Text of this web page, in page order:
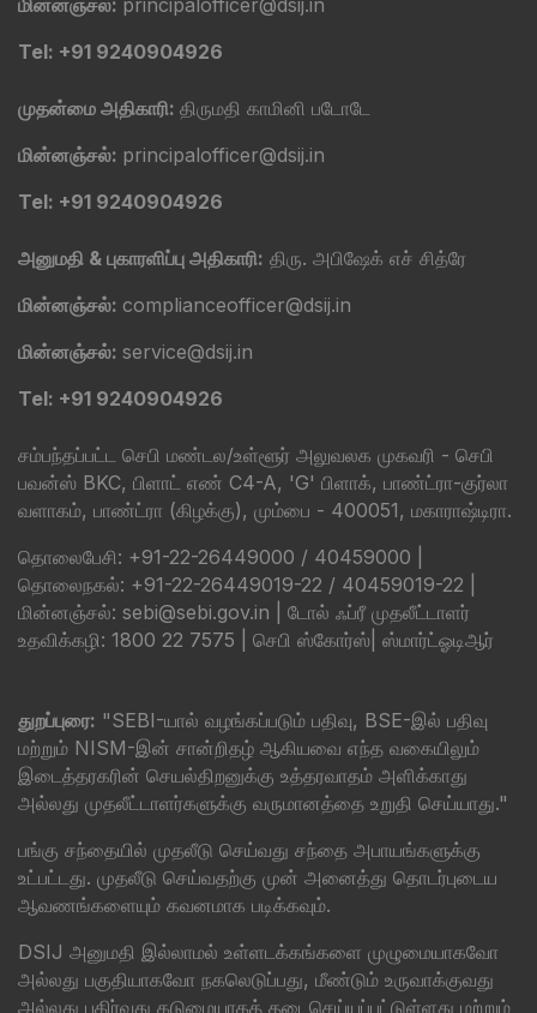
மின்னஞ்சல்: principalofficer@dsij.in
Tel: +91 9240904926
முதன்மை அதிகாரி: திருமதி காமினி படோடே
மின்னஞ்சல்: principalofficer@dsij.in
Tel: +91 9240904926
அனுமதி & புகாரளிப்பு அதிகாரி: திரு. அபிஷேக் எச் சித்ரே
மின்னஞ்சல்: complianceofficer@dsij.in
மின்னஞ்சல்: service@dsij.in
Tel: +91 9240904926
சம்பந்தப்பட்ட செபி மண்டல/உள்ளூர் அலுவலக முகவரி - செபி
பவன்ஸ் BKC, பிளாட் எண் C4-A, 'G' பிளாக், பாண்ட்ரா-குர்லா
வளாகம், பாண்ட்ரா (கிழக்கு), மும்பை - 400051, மகாராஷ்டிரா.
தொலைபேசி: +91-22-26449000 / 40459000 |
தொலைநகல்: +91-22-26449019-22 / 40459019-22 |
மின்னஞ்சல்: sebi@sebi.gov.in | டோல் ஃப்ரீ முதலீட்டாளர்
உதவிக்கழி: 1800 22 7575 | செபி ஸ்கோர்ஸ் ஸ்மார்ட்ஓடிஆர்
துறப்புரை: "SEBI-யால் வழங்கப்படும் பதிவு, BSE-இல் பதிவு
மற்றும் NISM-இன் சான்றிதழ் ஆகியவை எந்த வகையிலும்
இடைத்தரகரின் செயல்திறனுக்கு உத்தரவாதம் அளிக்காது
அல்லது முதலீட்டாளர்களுக்கு வருமானத்தை உறுதி செய்யாது."
பங்கு சந்தையில் முதலீடு செய்வது சந்தை அபாயங்களுக்கு
உட்பட்டது. முதலீடு செய்வதற்கு முன் அனைத்து தொடர்புடைய
ஆவணங்களையும் கவனமாக படிக்கவும்.
DSIJ அனுமதி இல்லாமல் உள்ளடக்கங்களை முழுமையாகவோ
அல்லது பகுதியாகவோ நகலெடுப்பது, மீண்டும் உருவாக்குவது
அல்லது பகிர்வது கடுமையாகத் தடைசெய்யப்பட்டுள்ளது மற்றும்